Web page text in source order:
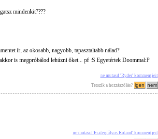
mindenkit????
ír, az okosabb, nagyobb, tapasztaltabb nálad?
is megpróbálod lehúzni őket... pf :S Egyetértek Doommal:P
ne mutasd 'Ryder' kommentjeit
Tetszik a hozzászólás?
ne mutasd 'Esztergályos Roland' kommentjeit